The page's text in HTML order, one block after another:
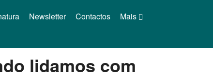
Mais
Newsletter Contactos
lidamos com